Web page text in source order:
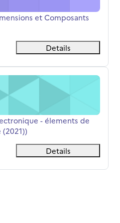
et Composants
Details
- élements de
- élements de
Details